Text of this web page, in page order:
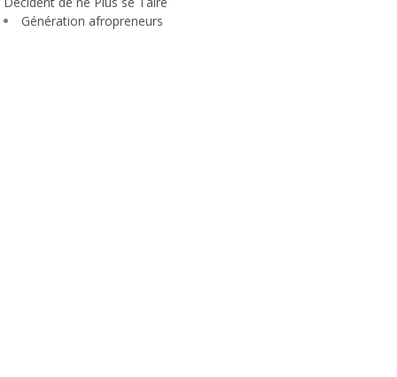
Génération afropreneurs